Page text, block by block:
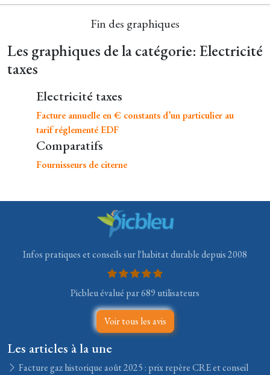
Fin des graphiques
Les graphiques de la catégorie: Electricité
taxes
Electricité taxes
Facture annuelle en € constants d’un particulier au
tarif réglementé EDF
Comparatifs
Fournisseurs de citerne
Infos pratiques et conseils sur l'habitat durable depuis 2008
Picbleu évalué par 689 utilisateurs
Voir tous les avis
Les articles à la une
Facture gaz historique août 2025 : prix repère CRE et conseil